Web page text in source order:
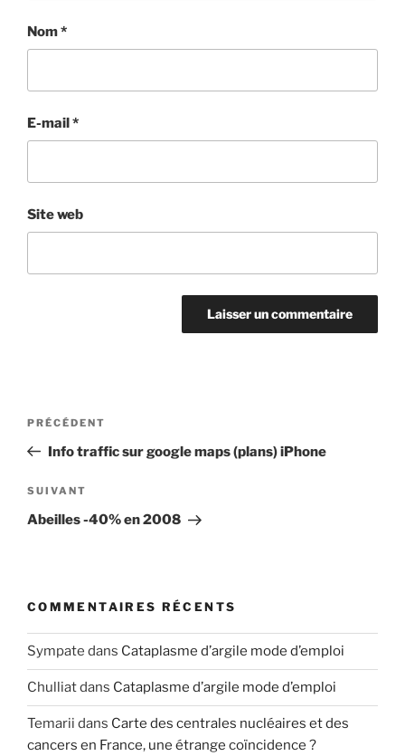
Nom*
E-mail*
Site web
Navigation
l’article
Article
précédent
PRÉCÉDENT
Info traffic sur google maps (plans) iPhone
Article
suivant
SUIVANT
Abeilles -40% en 2008
COMMENTAIRES RÉCENTS
Sympate dans Cataplasme d’argile mode d’emploi
Chulliatdans Cataplasme d’argile mode d’emploi
Temarii dans Carte des centrales nucléaires et des
cancers en France, une étrange coïncidence ?